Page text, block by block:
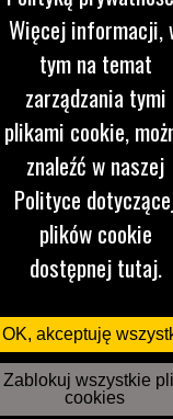
W
Zadzwoń do nas
122 100 122
Więcej informacji,
tym na temat
zarządzania tymi
plikami cookie,
znaleźć w naszej
Polityce
plików cookie
dostępnej tutaj.
OK, akceptuję
Zablokuj wszystkie
cookies